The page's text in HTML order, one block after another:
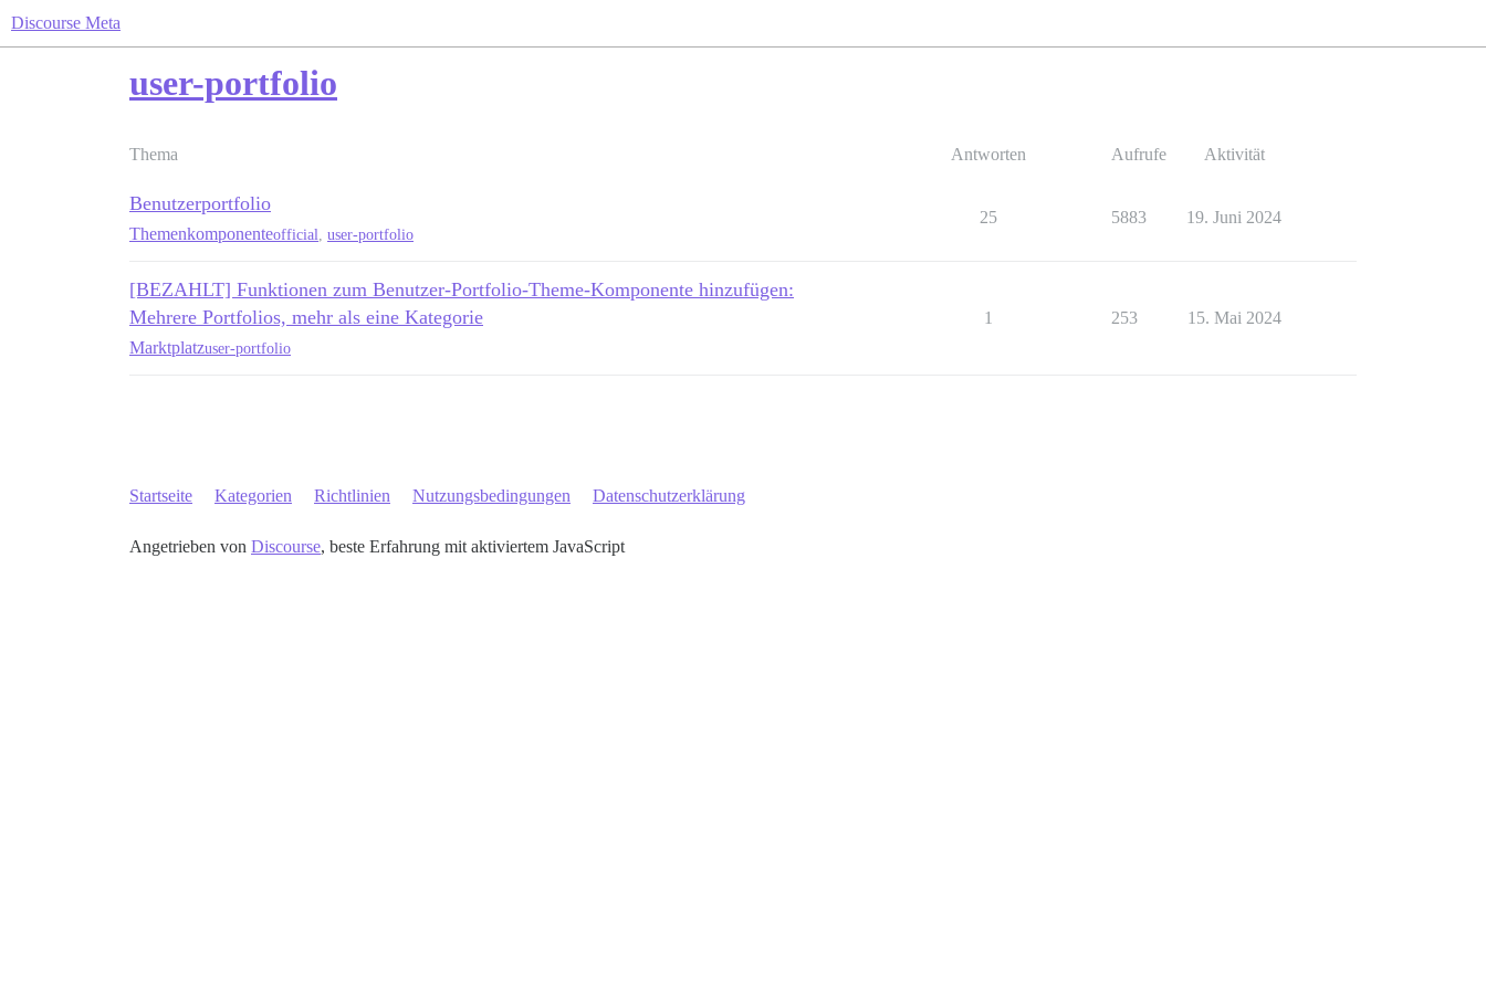
Discourse Meta
user-portfolio
Thema Antworten Aufrufe Aktivität
Benutzerportfolio
Themenkomponenteofficial user-portfolio
25 5883 19. Juni 2024
[BEZAHLT] Funktionen zum Benutzer-Portfolio-Theme-Komponente hinzufügen:
Mehrere Portfolios, mehr als eine Kategorie
Marktplatzuser-portfolio
1 253 15. Mai 2024
Startseite Kategorien Richtlinien Nutzungsbedingungen Datenschutzerklärung
Angetrieben von Discourse, beste Erfahrung mit aktiviertem JavaScript